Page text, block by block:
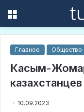
Главное Общество
Касым-
10.09.2023